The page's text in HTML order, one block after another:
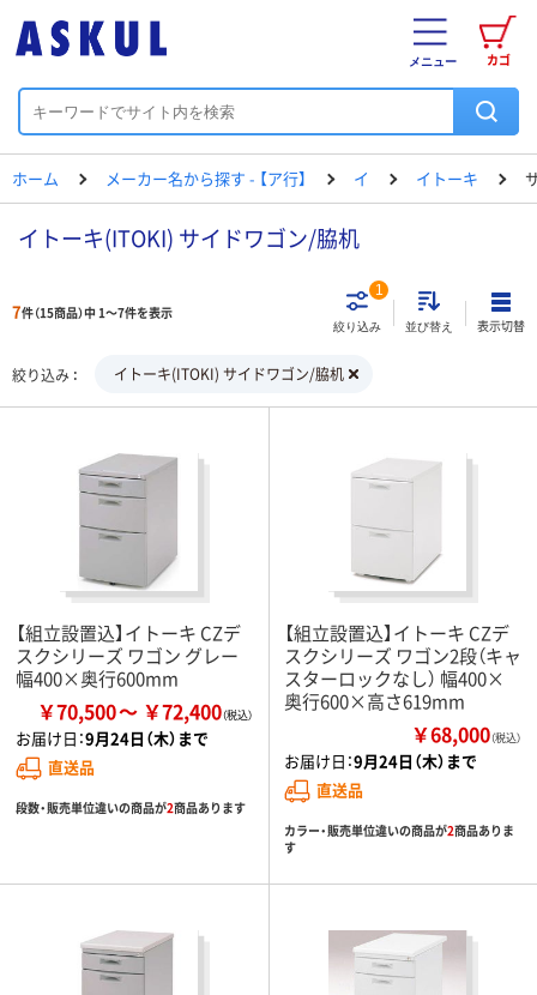
カゴ
メニュー
ホーム メーカー名から探す - 【ア行】 イ イトーキ
イトーキ(ITOKI) サイドワゴン/脇机
7件（15商品）中 1～7件を表示
絞り込み
1
並び替え 表示切替
絞り込み イトーキ(ITOKI) サイドワゴン/脇机
【組立設置込】イトーキ CZデ
スクシリーズ ワゴン グレー
幅400×奥行600mm
￥70,500 ￥72,400
お届け日：9月24日（木）まで
直送品
段数・販売単位違いの商品が2商品あります
【組立設置込】イトーキ CZデ
スクシリーズ ワゴン2段（キャ
スターロックなし） 幅400×
奥行600×高さ619mm
￥68,000（税込）
お届け日：9月24日（木）まで
直送品
カラー・販売単位違いの商品が2商品ありま
す